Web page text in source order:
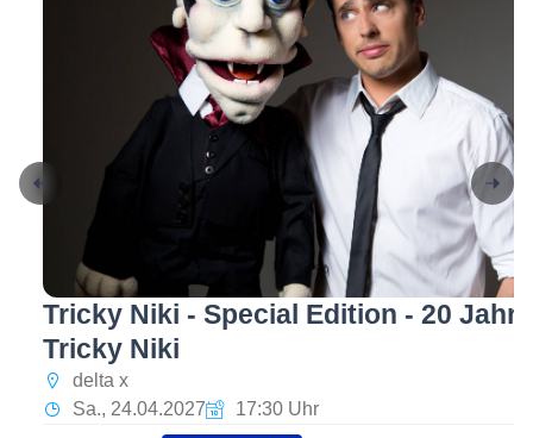
Tricky Niki - Special Edition - 20 Jahre
Tricky Niki
delta x
Sa., 24.04.2027
17:30 Uhr